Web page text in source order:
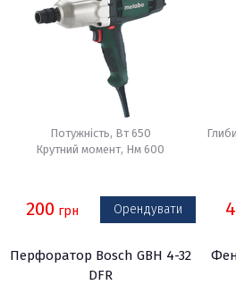
Потужність, Вт 650
Крутний момент, Нм 600
200 грн Орендувати
Перфоратор Bosch GBH 4-32
DFR
Фен